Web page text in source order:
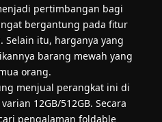
pertimbangan bagi
bergantung pada fitur
itu, harganya yang
barang mewah yang
orang.
menjual perangkat ini di
12GB/512GB. Secara
pengalaman foldable